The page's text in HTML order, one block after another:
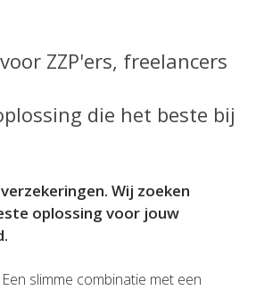
ZZP'ers, freelancers
die het beste bij
Wij zoeken
oplossing voor jouw
slimme combinatie met een